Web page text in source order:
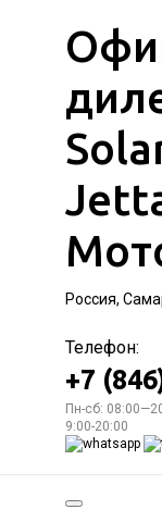
Россия,
Телефон:
+7
Пн-сб:
9:00-20:00